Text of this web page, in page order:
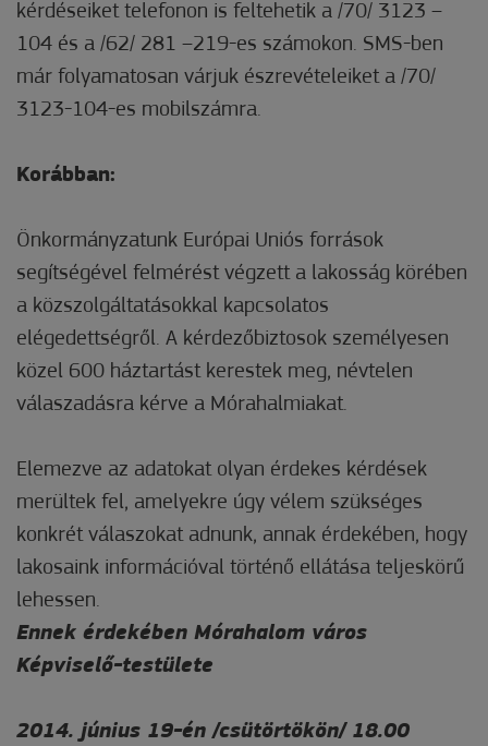
kérdéseiket telefonon is feltehetik a /70/ 3123 –
104 és a /62/ 281 –219-es számokon. SMS-ben
már folyamatosan várjuk észrevételeiket a /70/
3123-104-es mobilszámra.
Korábban:
Önkormányzatunk Európai Uniós források
segítségével felmérést végzett a lakosság körében
a közszolgáltatásokkal kapcsolatos
elégedettségről. A kérdezőbiztosok személyesen
közel 600 háztartást kerestek meg, névtelen
válaszadásra kérve a Mórahalmiakat.
Elemezve az adatokat olyan érdekes kérdések
merültek fel, amelyekre úgy vélem szükséges
konkrét válaszokat adnunk, annak érdekében, hogy
lakosaink információval történő ellátása teljeskörű
lehessen.
Ennek érdekében Mórahalom város
Képviselő-testülete
2014. június 19-én /csütörtökön/ 18.00